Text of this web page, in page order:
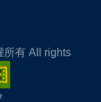
所有 All rights